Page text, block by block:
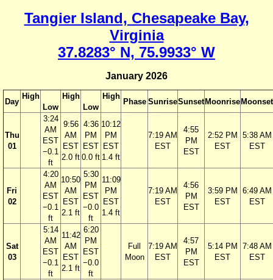
Tangier Island, Chesapeake Bay,
Virginia
37.8283° N, 75.9933° W
January 2026
Day
High
Low
High
Low
High
Phase SunriseSunset Moonrise Moonset
Thu
01
3:24
AM
EST
−0.1
ft
9:56
AM
EST
2.0 ft
4:36
PM
EST
0.0 ft
10:12
PM
EST
1.4 ft
7:19 AM
EST
4:55
PM
EST
2:52 PM
EST
5:38 AM
EST
Fri
02
4:20
AM
EST
−0.1
ft
10:50
AM
EST
2.1 ft
5:30
PM
EST
−0.0
ft
11:09
PM
EST
1.4 ft
7:19 AM
EST
4:56
PM
EST
3:59 PM
EST
6:49 AM
EST
Sat
03
5:14
AM
EST
−0.1
ft
11:42
AM
EST
2.1 ft
6:20
PM
EST
−0.0
ft
Full
Moon
7:19 AM
EST
4:57
PM
EST
5:14 PM
EST
7:48 AM
EST